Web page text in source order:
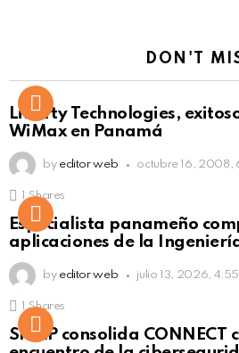
DON'T
Liberty Technologies,
WiMax en Panamá
by editor web octubre 16, 2008,
Click to view this
Shares
Especialista panameño
aplicaciones de la
by editor web julio 13, 2026,
Click to view this
Shares
SISAP consolida CONNECT